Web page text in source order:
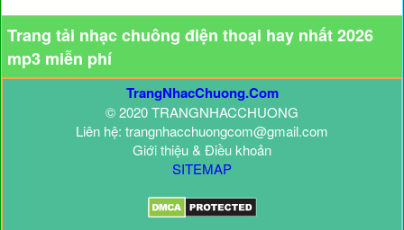
Trang tải nhạc chuông điện thoại hay nhất 2026
mp3 miễn phí
TrangNhacChuong.Com
© 2020 TRANGNHACCHUONG
Liên hệ: trangnhacchuongcom@gmail.com
Giới thiệu & Điều khoản
SITEMAP